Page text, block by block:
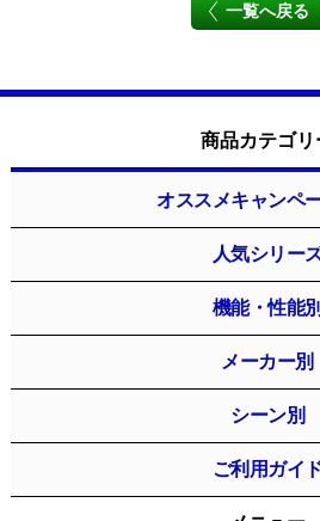
一覧へ戻る
オススメキャンペ
人気シリー
機能・性能別
メーカー別
シーン別
ご利用ガイ
商品カテゴリ